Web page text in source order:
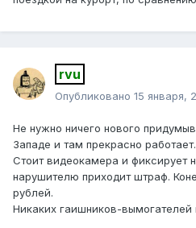
rvu
Опубликовано 15 января,
Не нужно ничего нового
Западе и там прекрасно работает.
Стоит видеокамера и фиксирует
нарушителю приходит штраф.
рублей.
Никаких гаишников-вымогателей